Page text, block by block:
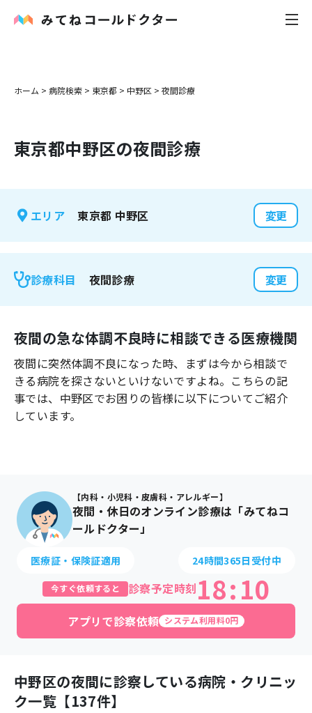
内科
花粉症
感染症
よくあるご質問
ホーム > 病院検索 > 東京都 > 中野区 > 夜間診療
東京都中野区の夜間診療
エリア 東京都 中野区 変更
診療科目 夜間診療 変更
夜間の急な体調不良時に相談できる医療機関
夜間に突然体調不良になった時、まずは今から相談で
きる病院を探さないといけないですよね。こちらの記
事では、 中野区でお困りの皆様に以下についてご紹介
しています。
【内科・小児科・皮膚科・アレルギー】
夜間・休日のオンライン診療は「みてねコ
ールドクター」
医療証・保険証適用 24時間365日受付中
今すぐ依頼すると 診察予定時刻18:10
アプリで診察依頼 システム利用料0円
中野区の夜間に診察している病院・クリニッ
ク一覧【137件】